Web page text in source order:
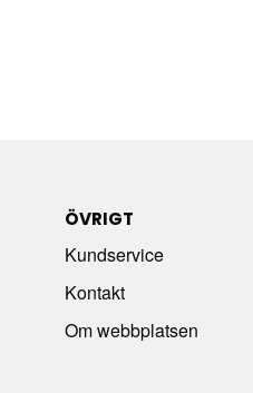
ÖVRIGT
Kundservice
Kontakt
Om webbplatsen